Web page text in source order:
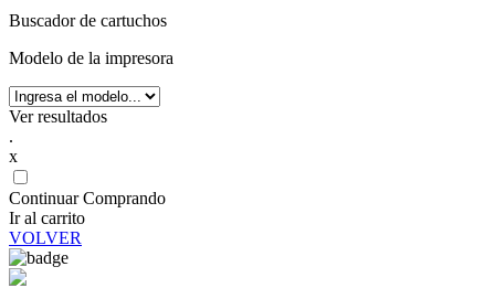
Buscador de cartuchos
Modelo de la impresora
Ver resultados
.
x
Continuar Comprando
Ir al carrito
VOLVER